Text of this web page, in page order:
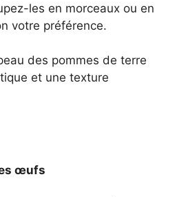
les en morceaux ou en
votre préférence.
des pommes de terre
et une texture
œufs